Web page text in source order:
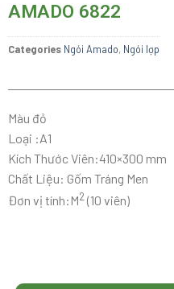
AMADO 6822
Categories Ngói Amado, Ngói lợp
Màu đỏ
Loại :A1
Kích Thước Viên:410×300 mm
Chất Liệu: Gốm Tráng Men
Đơn vị tính:M2 (10 viên)